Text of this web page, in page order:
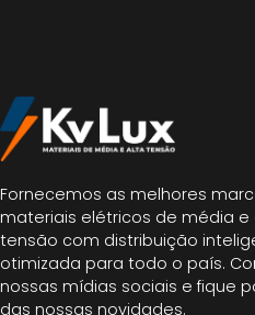
Fornecemos as melhores
materiais elétricos de média e
tensão com distribuição
otimizada para todo o país.
nossas mídias sociais e fique
das nossas novidades.